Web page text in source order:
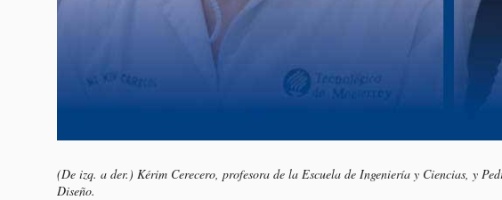
(De izq. a der.) Kérim Cerecero, profesora de la Escuela de Ingeniería y Ciencias, y
Diseño.